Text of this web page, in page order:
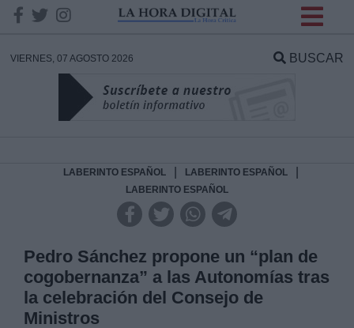
VIERNES, 07 AGOSTO 2026 BUSCAR
LABERINTO ESPAÑOL LABERINTO ESPAÑOL
LABERINTO ESPAÑOL
Pedro Sánchez propone un “plan de
cogobernanza” a las Autonomías tras
la celebración del Consejo de
Ministros
DATOS
Responsable:
Legitimación:
Destinatarios: